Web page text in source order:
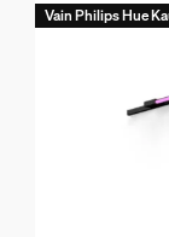
Vain Philips Hue